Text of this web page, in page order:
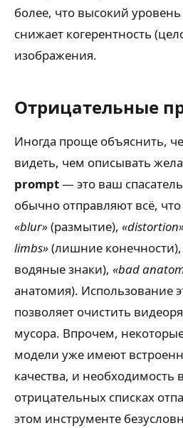
более, что высокий
снижает когерентность
изображения.
Отрицательные
Иногда проще объяснить,
видеть, чем описывать
prompt— это ваш
обычно отправляют всё,
«blur»(размытие),
limbs»(лишние конечности),
водяные знаки), «bad
анатомия). Использование
позволяет очистить
мусора. Впрочем,
модели уже имеют
качества, и необходимость
отрицательных списках
этом инструменте